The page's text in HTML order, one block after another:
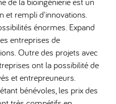
et rempli d'innovations.
énormes. Expand
entreprises de
Outre des projets avec
ont la possibilité de
et entrepreuneurs.
bénévoles, les prix des